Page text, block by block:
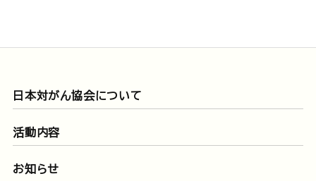
日本対がん協会について
活動内容
お知らせ